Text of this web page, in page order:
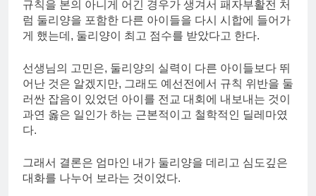
규칙을 본의 아니게 어긴 경우가 생겨서 패자부활전 처
럼 둘리양을 포함한 다른 아이들을 다시 시합에 들어가
게 했는데, 둘리양이 최고 점수를 받았다고 한다.
선생님의 고민은, 둘리양의 실력이 다른 아이들보다 뛰
어난 것은 알겠지만, 그래도 예선전에서 규칙 위반을 둘
러싼 잡음이 있었던 아이를 전교 대회에 내보내는 것이
과연 옳은 일인가 하는 근본적이고 철학적인 딜레마였
다.
그래서 결론은 엄마인 내가 둘리양을 데리고 심도깊은
대화를 나누어 보라는 것이었다.